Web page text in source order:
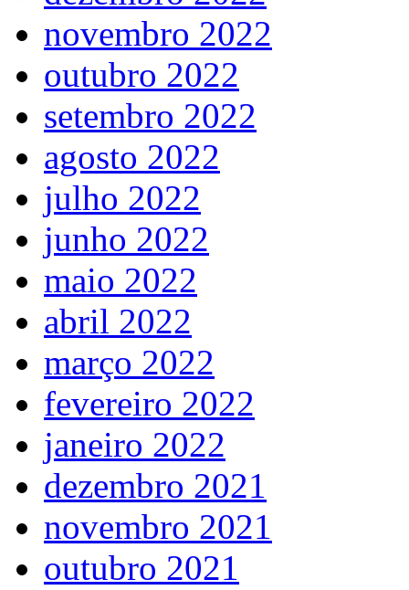
novembro 2022
outubro 2022
setembro 2022
agosto 2022
julho 2022
junho 2022
maio 2022
abril 2022
março 2022
fevereiro 2022
janeiro 2022
dezembro 2021
novembro 2021
outubro 2021